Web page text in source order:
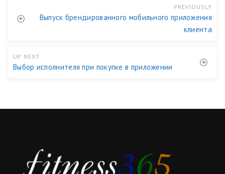
PREVIOUSLY
Выпуск брендированного мобильного приложения
клиента
UP NEXT
Выбор исполнителя при покупке в приложении